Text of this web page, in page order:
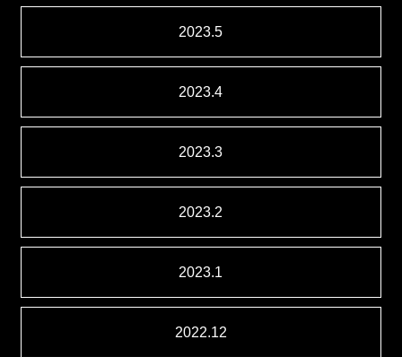
2023.5
2023.4
2023.3
2023.2
2023.1
2022.12